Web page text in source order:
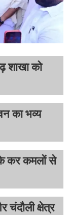
शाखा को
का भव्य
के कर कमलों से
क्षेत्र